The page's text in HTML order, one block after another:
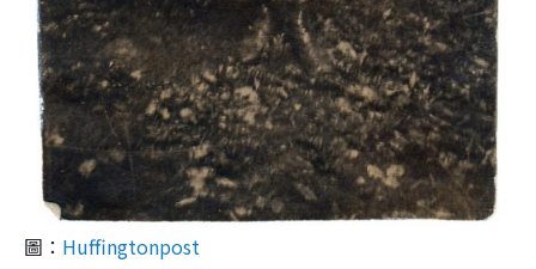
圖： Huffingtonpost